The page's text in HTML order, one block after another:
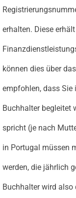
erhalten. Diese
können dies über
empfohlen, dass Sie
Buchhalter begleitet
spricht (je nach
in Portugal müssen
werden, die jährlich
Buchhalter wird also